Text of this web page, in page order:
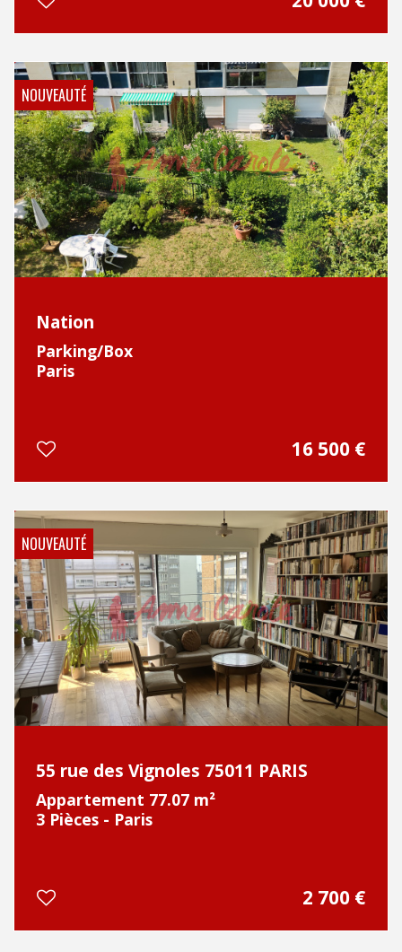
NOUVEAUTÉ
Nation
Parking/Box
Paris
16 500 €
NOUVEAUTÉ
55 rue des Vignoles 75011 PARIS
Appartement 77.07 m²
3 Pièces - Paris
2 700 €